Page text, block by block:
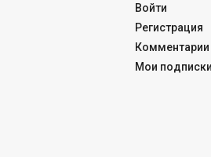
Войти
Регистрация
Мои подписки